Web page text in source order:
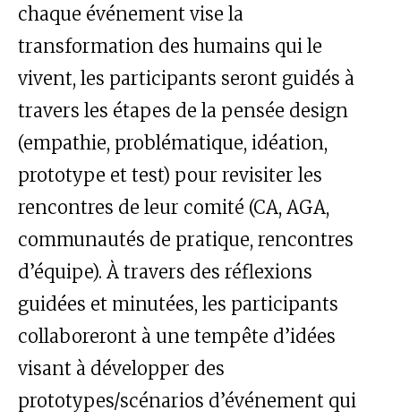
chaque événement vise la
transformation des humains qui le
vivent, les participants seront guidés à
travers les étapes de la pensée design
(empathie, problématique, idéation,
prototype et test) pour revisiter les
rencontres de leur comité (CA, AGA,
communautés de pratique, rencontres
d’équipe). À travers des réflexions
guidées et minutées, les participants
collaboreront à une tempête d’idées
visant à développer des
prototypes/scénarios d’événement qui